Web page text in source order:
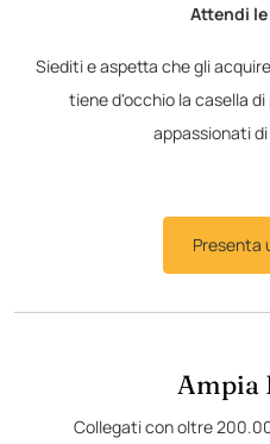
Attendi
Siediti e aspetta che gli
tiene d'occhio la casella
appassionati
Presenta
Ampia
Collegati con oltre